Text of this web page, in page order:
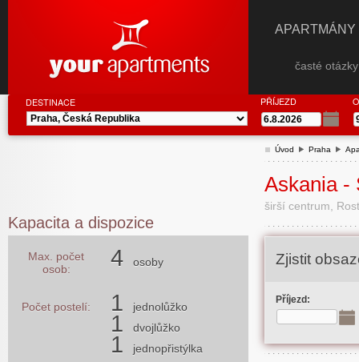
časté
DESTINACE PŘÍJEZD
Úvod Praha
Askania -
širší centrum,
Zjistit
Příjezd:
Kapacita a dispozice
Max. počet
osob:
4 osoby
Počet postelí: 1 jednolůžko
1 dvojlůžko
1 jednopřistýlka